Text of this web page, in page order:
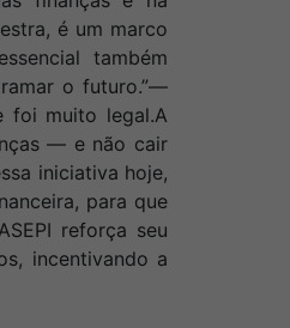
é um marco
também
o futuro.”—
foi muito legal.A
— e não cair
iniciativa hoje,
para que
reforça seu
incentivando a